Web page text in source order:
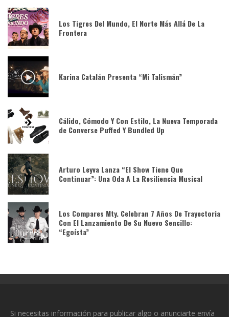
Los Tigres Del Mundo, El Norte Más Allá De La
Frontera
Karina Catalán Presenta “Mi Talismán”
Cálido, Cómodo Y Con Estilo, La Nueva Temporada
de Converse Puffed Y Bundled Up
Arturo Leyva Lanza “El Show Tiene Que
Continuar”: Una Oda A La Resiliencia Musical
Los Compares Mty. Celebran 7 Años De Trayectoria
Con El Lanzamiento De Su Nuevo Sencillo:
“Egoísta”
Si necesitas información para publicar algo o anunciarte envía